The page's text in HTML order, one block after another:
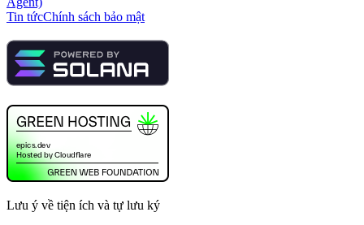
Tin tứcChính sách bảo mật
Lưu ý về tiện ích và tự lưu ký